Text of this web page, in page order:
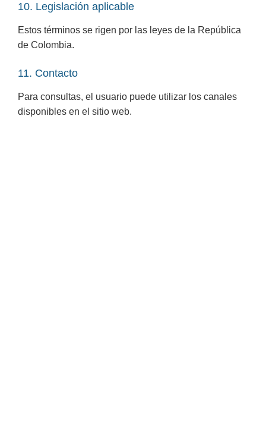
10. Legislación aplicable
Estos términos se rigen por las leyes de la República
de Colombia.
11. Contacto
Para consultas, el usuario puede utilizar los canales
disponibles en el sitio web.